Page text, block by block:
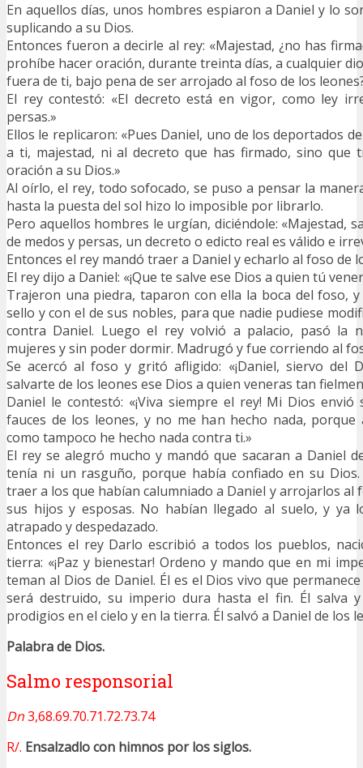
En aquellos días, unos hombres espiaron a Daniel y lo
suplicando a su Dios.
Entonces fueron a decirle al rey: «Majestad, ¿no has
prohíbe hacer oración, durante treinta días, a cualquier
fuera de ti, bajo pena de ser arrojado al foso de los
El rey contestó: «El decreto está en vigor, como ley
persas.»
Ellos le replicaron: «Pues Daniel, uno de los deportados
a ti, majestad, ni al decreto que has firmado, sino que
oración a su Dios.»
Al oírlo, el rey, todo sofocado, se puso a pensar la
hasta la puesta del sol hizo lo imposible por librarlo.
Pero aquellos hombres le urgían, diciéndole: «Majestad,
de medos y persas, un decreto o edicto real es válido e
Entonces el rey mandó traer a Daniel y echarlo al foso de
El rey dijo a Daniel: «¡Que te salve ese Dios a quien tú
Trajeron una piedra, taparon con ella la boca del foso,
sello y con el de sus nobles, para que nadie pudiese
contra Daniel. Luego el rey volvió a palacio, pasó la
mujeres y sin poder dormir. Madrugó y fue corriendo al
Se acercó al foso y gritó afligido: «¡Daniel, siervo del
salvarte de los leones ese Dios a quien veneras tan
Daniel le contestó: «¡Viva siempre el rey! Mi Dios
fauces de los leones, y no me han hecho nada, porque
como tampoco he hecho nada contra ti.»
El rey se alegró mucho y mandó que sacaran a Daniel
tenía ni un rasguño, porque había confiado en su
traer a los que habían calumniado a Daniel y arrojarlos al
sus hijos y esposas. No habían llegado al suelo, y ya
atrapado y despedazado.
Entonces el rey Darlo escribió a todos los pueblos,
tierra: «¡Paz y bienestar! Ordeno y mando que en mi
teman al Dios de Daniel. Él es el Dios vivo que
será destruido, su imperio dura hasta el fin. Él salva
prodigios en el cielo y en la tierra. Él salvó a Daniel de los
Palabra de Dios.
Salmo responsorial
Dn3,68.69.70.71.72.73.74
R/. Ensalzadlo con himnos por los siglos.